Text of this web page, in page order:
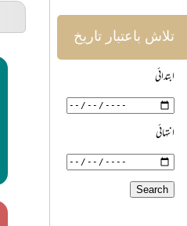
تلاش باعتبار تاریخ
ابتدائی
انتہائی